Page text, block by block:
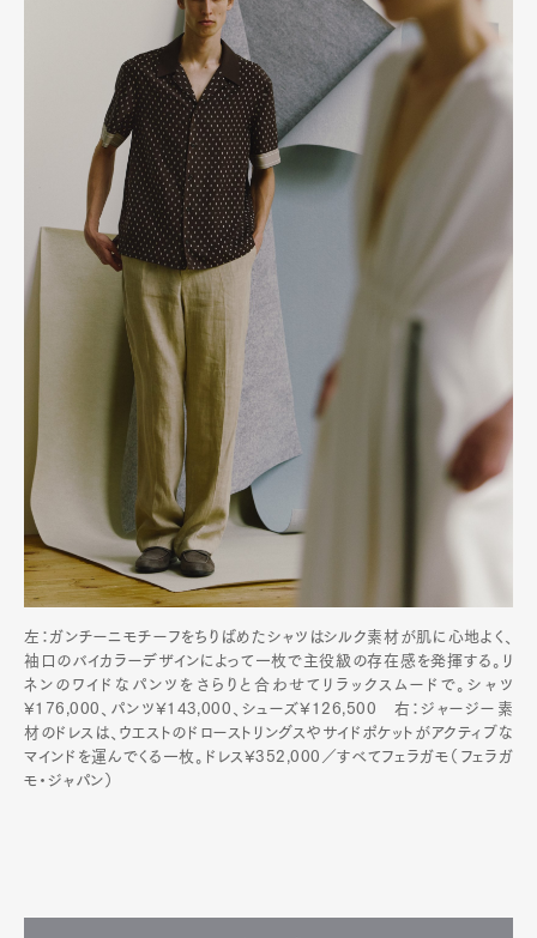
左：ガンチーニモチーフをちりばめたシャツはシルク素材が肌に心地よく、
袖口のバイカラーデザインによって一枚で主役級の存在感を発揮する。リ
ネンのワイドなパンツをさらりと合わせてリラックスムードで。シャツ
¥176,000、パンツ¥143,000、シューズ¥126,500 右：ジャージー素
材のドレスは、ウエストのドローストリングスやサイドポケットがアクティブな
マインドを運んでくる一枚。ドレス¥352,000／すべてフェラガモ（フェラガ
モ・ジャパン）